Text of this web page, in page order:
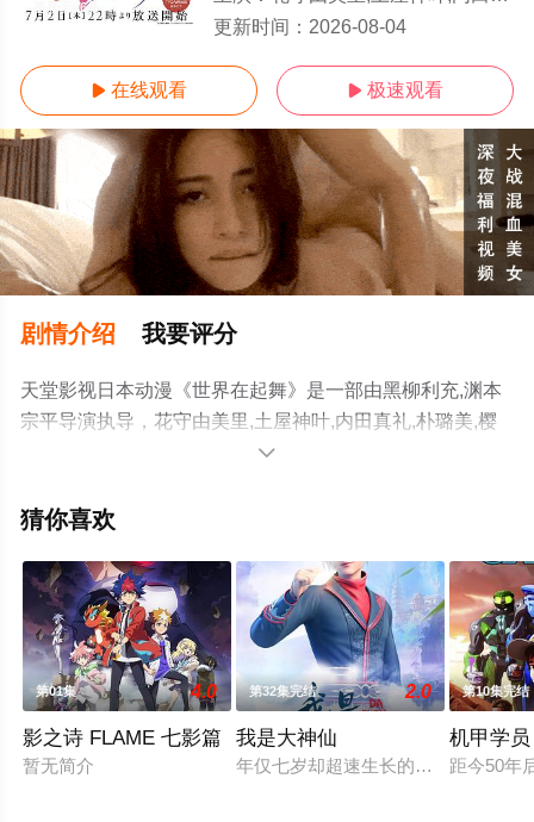
更新至06集
更新时间： 2026-08-04
 在线观看  极速观看
剧情介绍 我要评分
天堂影视日本动漫《世界在起舞》是一部由黑柳利充,渊本
宗平导演执导，花守由美里,土屋神叶,内田真礼,朴璐美,樱
井孝宏,Takahiro,Sakurai,小西克幸,Katsuyuki,Konishi,飞田
贵,瀬戸芭月等演员精彩演绎的日本动漫，手机免费观看高
可移步至豆瓣动漫、电视猫或剧情网等平台了解。

猜你喜欢
第01集 4.0
影之诗 FLAME 七影篇
暂无简介
第32集完结 2.0
我是大神仙
年仅七岁却超速生长的短命神童时江
第10集完结
机甲学员
距今50年